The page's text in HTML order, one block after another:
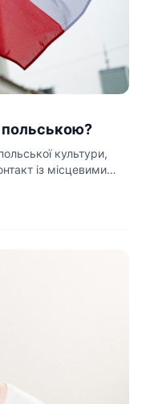
польською?
культури,
із місцевими